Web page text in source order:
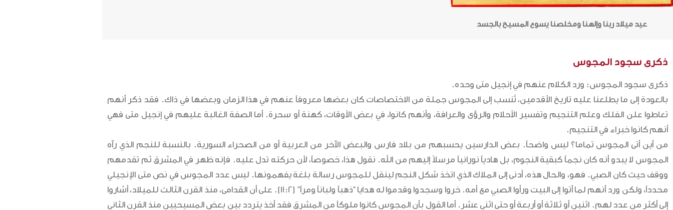
عيد ميلاد ربنا وإلهنا ومخلصنا يسوع المسيح بالجسد
ذكرى سجود المجوس
ذكرى سجود المجوس: ورد الكلام عنهم في إنجيل متى وحده.
بالعودة إلى ما يطلعنا عليه تاريخ الأقدمين، تُنسب إلى المجوس جملة من الاختصاصات كان بعضها معروفاً عنهم في هذا الزمان وبعضها في ذاك. فقد ذكر أنهم
تعاطوا علن الفلك وعلم التنجيم وتفسير الأحلام والرؤى والعرافة، وأنهم كانوا، في بعض الأوقات، كهنة أو سحرة. أما الصفة الغالبة عليهم في إنجيل متى فهي
أنهم كانوا خبراء في التنجيم.
من أين أتى المجوس تماما؟ ليس واضحاً. بعض الدارسين يحسبهم من بلاد فارس والبعض الآخر من العربية أو من الصحراء السورية. بالنسبة للنجم الذي رآه
المجوس لا يبدو أنه كان نجماً كبقية النجوم، بل هادياً نورانياً مرسلاً إليهم من الله. نقول هذا، خصوصاً، لأن حركته تدل عليه. فإنه ظهر في المشرق ثم تقدمهم
ووقف حيث كان الصبي. فهو، والحال هذه، أدنى إلى الملاك الذي اتخذ شكل النجم لينقل للمجوس رسالة بلغة يفهمونها. ليس عدد المجوس في نص متى الإنجيلي
محدداً، ولكن ورد أنهم لما أتوا إلى البيت ورأوا الصبي مع أمه. خروا وسجدوا وقدموا له هدايا “ذهباً ولباناً ومراً” (11:2). على أن القدامى، منذ القرن الثالث للميلاد، أشاروا
إلى أكثر من عدد لهم. اثنين أو ثلاثة أو أربعة أو حتى اثني عشر. أما القول بأن المجوس كانوا ملوكاً من المشرق فقد أخذ يتردد بين بعض المسيحيين منذ القرن الثاني